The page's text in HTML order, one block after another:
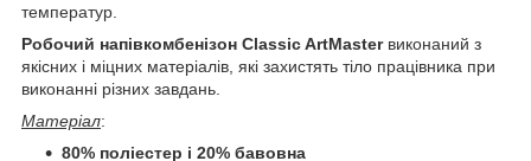
температур.
Робочий напівкомбенізон Classic ArtMasterвиконаний з
якісних і міцних матеріалів, які захистять тіло працівника при
виконанні різних завдань.
Матеріал:
80% поліестер і 20% бавовна